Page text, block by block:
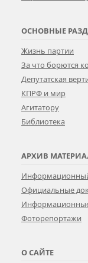
ОСНОВНЫЕ
Жизнь партии
За что борются
Депутатская
КПРФ и мир
Агитатору
Библиотека
АРХИВ
Официальные
Фоторепортажи
О САЙТЕ